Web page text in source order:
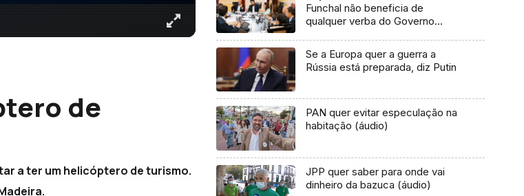
de
a ter um helicóptero de turismo.
Funchal não beneficia de
qualquer verba do Governo
Se a Europa quer a guerra a
Rússia está preparada, diz Putin
PAN quer evitar especulação na
habitação (áudio)
JPP quer saber para onde vai
dinheiro da bazuca (áudio)